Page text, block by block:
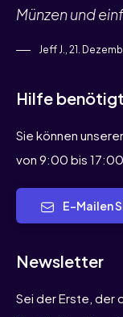
Münzen und
Jeff J., 21.
Hilfe
Sie können
von 9:00 bis 17:00
E-Mailen
Newsletter
Sei der Erste, der